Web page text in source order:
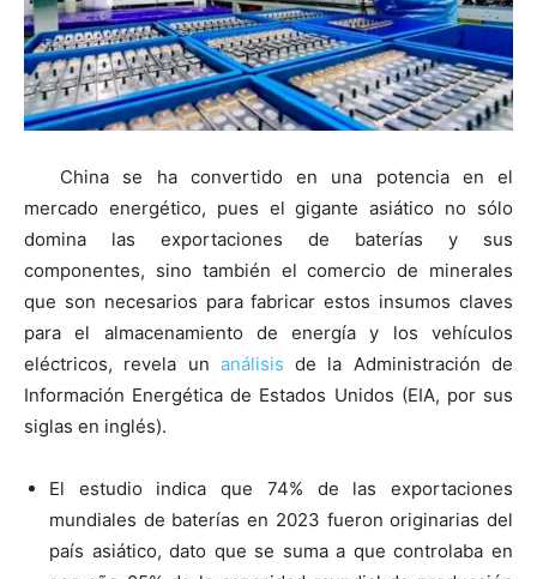
China se ha convertido en una potencia en el
mercado energético, pues el gigante asiático no sólo
domina las exportaciones de baterías y sus
componentes, sino también el comercio de minerales
que son necesarios para fabricar estos insumos claves
para el almacenamiento de energía y los vehículos
eléctricos, revela un análisis de la Administración de
Información Energética de Estados Unidos (EIA, por sus
siglas en inglés).
El estudio indica que 74% de las exportaciones
mundiales de baterías en 2023 fueron originarias del
país asiático, dato que se suma a que controlaba en